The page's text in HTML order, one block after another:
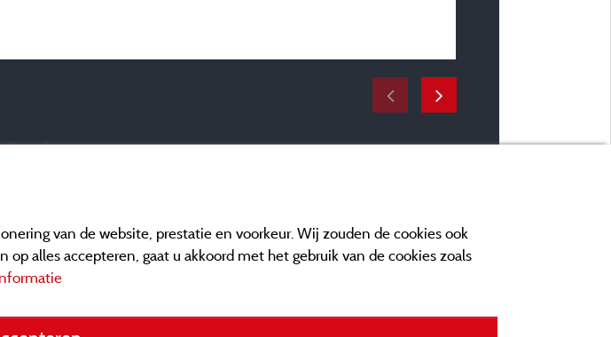
Meer informatie
van de website, prestatie en voorkeur. Wij zouden de cookies ook
alles accepteren, gaat u akkoord met het gebruik van de cookies zoals